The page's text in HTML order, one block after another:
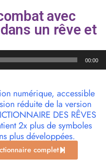
avec
un rêve et
00:00
numérique, accessible
réduite de la version
DES RÊVES
2x plus de symboles
plus développées.
complet